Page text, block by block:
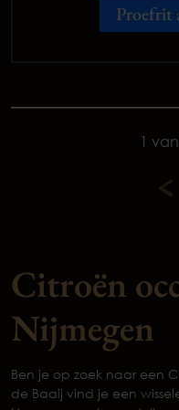
Proefrit
1
Citroën
Nijmegen
Ben je op zoek naar een
de Baaij vind je een